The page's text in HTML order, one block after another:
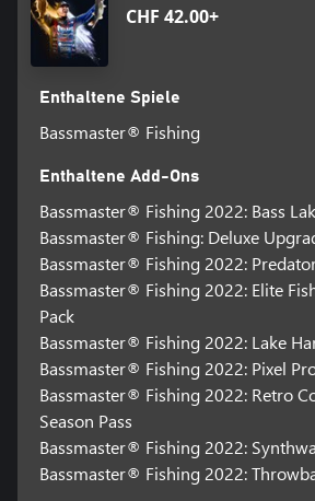
CHF 42.00+
Enthaltene Spiele
Bassmaster® Fishing
Enthaltene Add-Ons
Bassmaster® Fishing 2022: Bass
Bassmaster® Fishing: Deluxe
Bassmaster® Fishing 2022:
Bassmaster® Fishing 2022: Elite
Pack
Bassmaster® Fishing 2022: Lake
Bassmaster® Fishing 2022: Pixel
Bassmaster® Fishing 2022: Retro
Season Pass
Bassmaster® Fishing 2022:
Bassmaster® Fishing 2022: